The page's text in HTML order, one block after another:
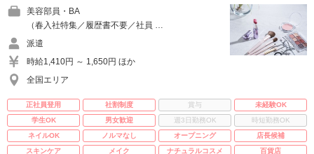
美容部員・BA
（春入社特集／履歴書不要／社員 …
派遣
時給1,410円 ～ 1,650円 ほか
全国エリア
正社員登用 社割制度 賞与
未経験OK
学生OK
男女歓迎 週3日勤務OK
時短勤務OK
ネイルOK
ノルマなし オープニング
店長候補
スキンケア
メイク ナチュラルコスメ 百貨店